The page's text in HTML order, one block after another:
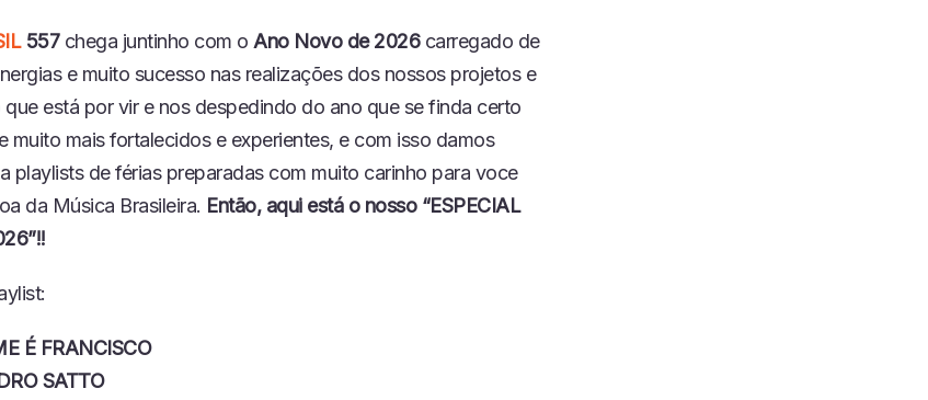
U
I
R
E
P
I
S
Ó
557chega juntinho com o Ano Novo de 2026carregado de
e muito sucesso nas realizações dos nossos projetos e
que está por vir e nos despedindo do ano que se finda certo
muito mais fortalecidos e experientes, e com isso damos
playlists de férias preparadas com muito carinho para voce
da Música Brasileira. Então, aqui está o nosso “ESPECIAL
É FRANCISCO
SATTO